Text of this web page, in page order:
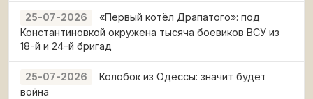
25-07-2026
«Первый котёл Драпатого»: под
Константиновкой окружена тысяча боевиков ВСУ из
18-й и 24-й бригад
25-07-2026
Колобок из Одессы: значит будет
война